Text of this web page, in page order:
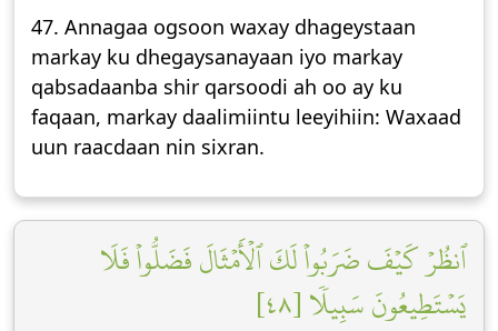
47. Annagaa ogsoon waxay dhageystaan
markay ku dhegaysanayaan iyo markay
qabsadaanba shir qarsoodi ah oo ay ku
faqaan, markay daalimiintu leeyihiin: Waxaad
uun raacdaan nin sixran.
ٱنظُرۡ كَيۡفَ ضَرَبُواْ لَكَ ٱلۡأَمۡثَالَ فَضَلُّواْ فَلَا
يَسۡتَطِيعُونَ سَبِيلٗا [٤٨]